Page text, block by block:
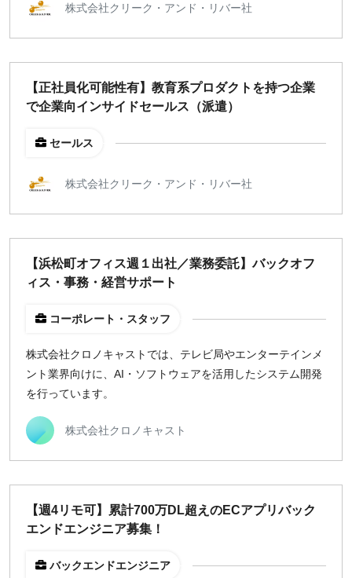
株式会社クリーク・アンド・リバー社
【正社員化可能性有】教育系プロダクトを持つ企業
で企業向インサイドセールス（派遣）
セールス
株式会社クリーク・アンド・リバー社
【浜松町オフィス週１出社／業務委託】バックオフ
ィス・事務・経営サポート
コーポレート・スタッフ
株式会社クロノキャストでは、テレビ局やエンターテインメ
ント業界向けに、AI・ソフトウェアを活用したシステム開発
を行っています。
株式会社クロノキャスト
【週4リモ可】累計700万DL超えのECアプリバック
エンドエンジニア募集！
バックエンドエンジニア